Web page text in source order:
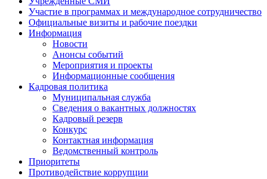
Участие в программах и международное сотрудничество
Официальные визиты и рабочие поездки
Информация
Новости
Анонсы событий
Мероприятия и проекты
Информационные сообщения
Кадровая политика
Муниципальная служба
Сведения о вакантных должностях
Кадровый резерв
Конкурс
Контактная информация
Ведомственный контроль
Приоритеты
Противодействие коррупции